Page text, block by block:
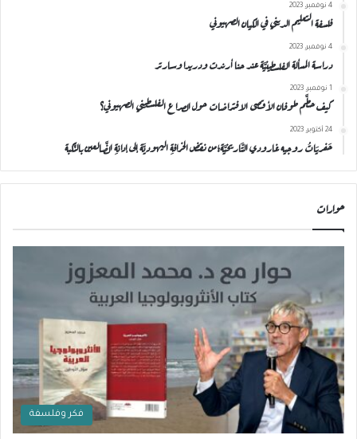
4 نوفمبر، 2023
فلسفة التعليم الديني في الكيان الصهيوني
4 نوفمبر، 2023
دراسة المسألة الفلسطينيَّة عند حنا أرندت ودريدا وسارتر
1 نوفمبر، 2023
كيف حطَّم طوفان الأقصى الافتراضات حول الصراع الفلسطيني الصهيوني؟
24 أكتوبر، 2023
حَفريَاتُ روجيه غارودي التَّاريخيَّة؛من نقضِ الخرافةِ اليهوديَّة إلى إدانةِ الضَّالعين بالنَّكبة
حوارات
فكر وفلسفة